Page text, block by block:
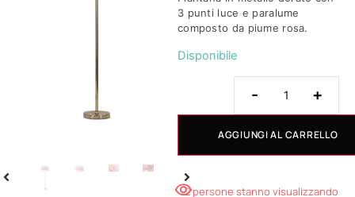
3 punti luce e paralume
composto da piume rosa.
Disponibile
- +
AGGIUNGI AL CARRELLO
2 persone stanno visualizzando